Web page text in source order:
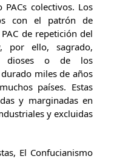
colectivos. Los
con el patrón de
de repetición del
por ello, sagrado,
dioses o de los
miles de años
países. Estas
y marginadas en
y excluidas
El Confucianismo